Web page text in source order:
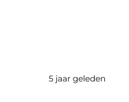
5 jaar geleden